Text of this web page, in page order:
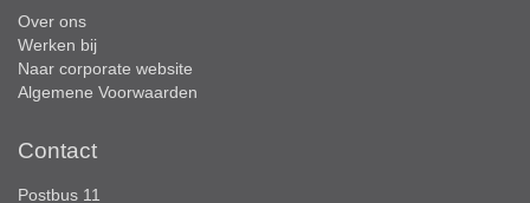
Over ons
Werken bij
Naar corporate website
Algemene Voorwaarden
Contact
Postbus 11